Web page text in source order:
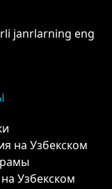
janrlarning eng
на Узбекском
Узбекском